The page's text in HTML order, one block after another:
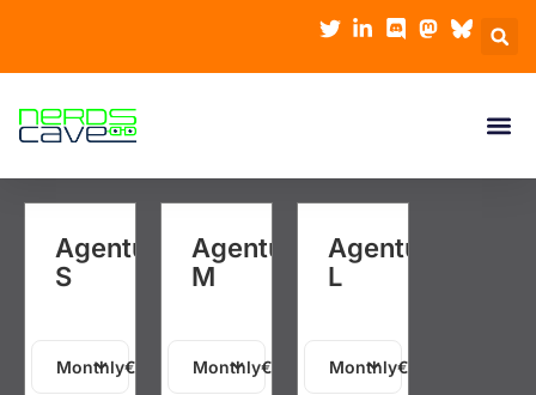
Agentur
S
Monthly€39.99 EUR
Agentur
M
Monthly€69.99 EUR
Agentur
L
Monthly€99.99 EUR